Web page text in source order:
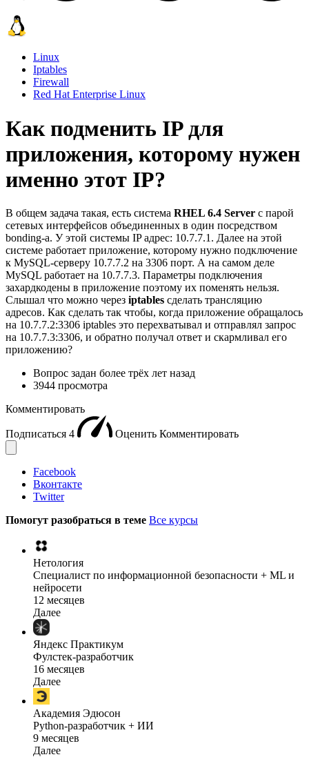
Linux
Iptables
Firewall
Red Hat Enterprise Linux
Как подменить IP для
приложения, которому нужен
именно этот IP?
В общем задача такая, есть система RHEL 6.4 Server с парой
сетевых интерфейсов объединенных в один посредством
bonding-a. У этой системы IP адрес: 10.7.7.1. Далее на этой
системе работает приложение, которому нужно подключение
к MySQL-серверу 10.7.7.2 на 3306 порт. А на самом деле
MySQL работает на 10.7.7.3. Параметры подключения
захардкодены в приложение поэтому их поменять нельзя.
Слышал что можно через iptables сделать трансляцию
адресов. Как сделать так чтобы, когда приложение обращалось
на 10.7.7.2:3306 iptables это перехватывал и отправлял запрос
на 10.7.7.3:3306, и обратно получал ответ и скармливал его
приложению?
Вопрос задан более трёх лет назад
3944 просмотра
Комментировать
Подписаться 4 Оценить Комментировать
Facebook
Вконтакте
Twitter
Помогут разобраться в теме Все курсы
Нетология
Специалист по информационной безопасности + ML и
нейросети
12 месяцев
Далее
Яндекс Практикум
Фулстек-разработчик
16 месяцев
Далее
Академия Эдюсон
Python-разработчик + ИИ
9 месяцев
Далее